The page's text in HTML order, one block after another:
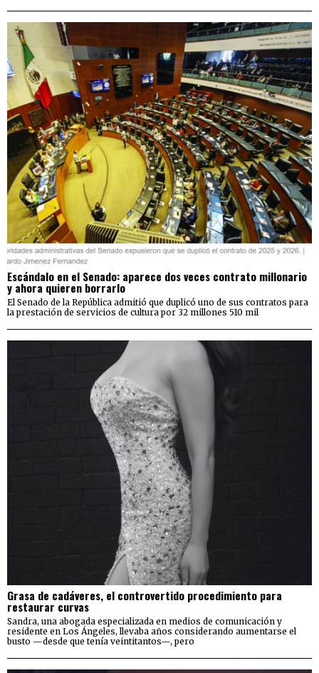
Escándalo en el Senado: aparece dos veces contrato millonario
y ahora quieren borrarlo
El Senado de la República admitió que duplicó uno de sus contratos para
la prestación de servicios de cultura por 32 millones 510 mil
Grasa de cadáveres, el controvertido procedimiento para
restaurar curvas
Sandra, una abogada especializada en medios de comunicación y
residente en Los Ángeles, llevaba años considerando aumentarse el
busto —desde que tenía veintitantos—, pero